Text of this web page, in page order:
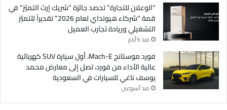
“الوعلان للتجارة” تحصد جائزة “شريك إرث التميّز” في
قمة “شركاء هيونداي لعام 2026” تقديراً للتميّز
التشغيلي وريادة تجارب العميل
منذ 6 أيام
فورد موستانج Mach-E، أول سيارة SUV كهربائية
عالية الأداء من فورد، تصل إلى معارض محمد
يوسف ناغي للسيارات في السعودية
منذ أسبوعين